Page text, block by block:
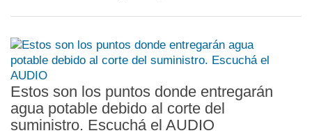
Estos son los puntos donde entregarán
agua potable debido al corte del
suministro. Escuchá el AUDIO